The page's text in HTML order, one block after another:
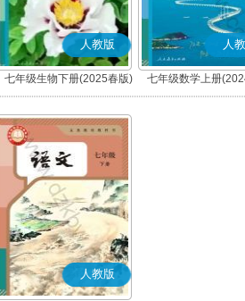
人教版
七年级生物下册(2025春版)
人
七年级数学上册
人教版